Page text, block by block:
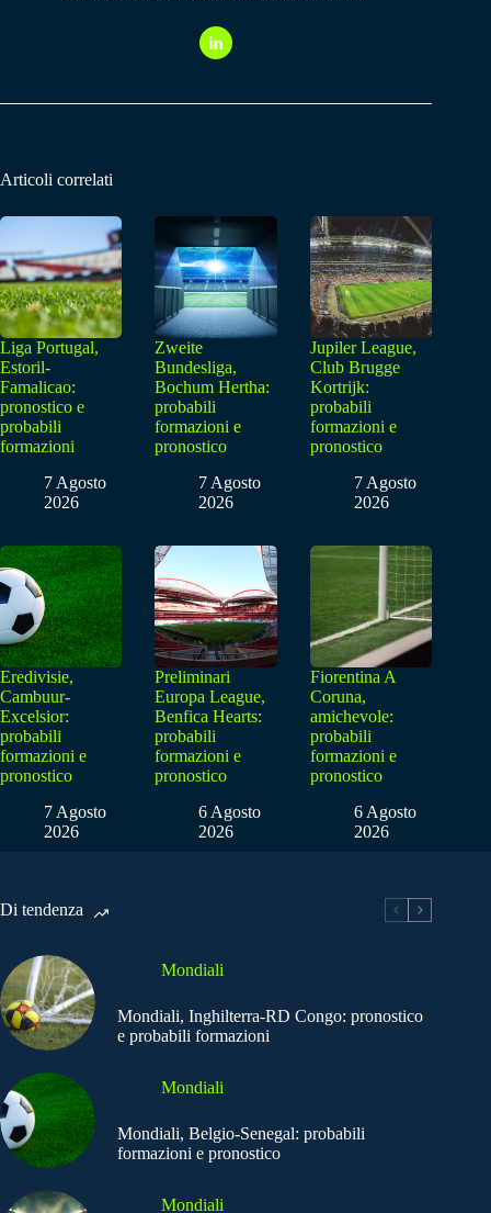
Articoli correlati
Liga Portugal,
Estoril-
Famalicao:
pronostico e
probabili
formazioni
7 Agosto
2026
Zweite
Bundesliga,
Bochum Hertha:
probabili
formazioni e
pronostico
7 Agosto
2026
Jupiler League,
Club Brugge
Kortrijk:
probabili
formazioni e
pronostico
7 Agosto
2026
Eredivisie,
Cambuur-
Excelsior:
probabili
formazioni e
pronostico
7 Agosto
2026
Preliminari
Europa League,
Benfica Hearts:
probabili
formazioni e
pronostico
6 Agosto
2026
Fiorentina A
Coruna,
amichevole:
probabili
formazioni e
pronostico
6 Agosto
2026
Di tendenza
Mondiali
Mondiali, Inghilterra-RD Congo: pronostico
e probabili formazioni
Mondiali
Mondiali, Belgio-Senegal: probabili
formazioni e pronostico
Mondiali